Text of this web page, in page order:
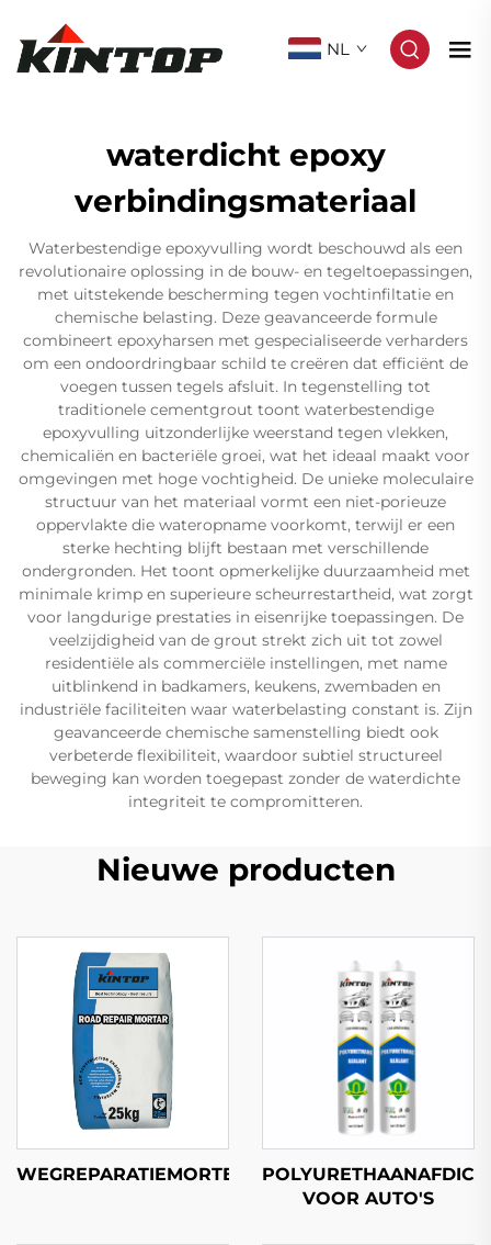
NL
waterdicht epoxy
verbindingsmateriaal
Waterbestendige epoxyvulling wordt beschouwd als een
revolutionaire oplossing in de bouw- en tegeltoepassingen,
met uitstekende bescherming tegen vochtinfiltatie en
chemische belasting. Deze geavanceerde formule
combineert epoxyharsen met gespecialiseerde verharders
om een ondoordringbaar schild te creëren dat efficiënt de
voegen tussen tegels afsluit. In tegenstelling tot
traditionele cementgrout toont waterbestendige
epoxyvulling uitzonderlijke weerstand tegen vlekken,
chemicaliën en bacteriële groei, wat het ideaal maakt voor
omgevingen met hoge vochtigheid. De unieke moleculaire
structuur van het materiaal vormt een niet-porieuze
oppervlakte die wateropname voorkomt, terwijl er een
sterke hechting blijft bestaan met verschillende
ondergronden. Het toont opmerkelijke duurzaamheid met
minimale krimp en superieure scheurrestartheid, wat zorgt
voor langdurige prestaties in eisenrijke toepassingen. De
veelzijdigheid van de grout strekt zich uit tot zowel
residentiële als commerciële instellingen, met name
uitblinkend in badkamers, keukens, zwembaden en
industriële faciliteiten waar waterbelasting constant is. Zijn
geavanceerde chemische samenstelling biedt ook
verbeterde flexibiliteit, waardoor subtiel structureel
beweging kan worden toegepast zonder de waterdichte
integriteit te compromitteren.
Nieuwe producten
WEGREPARATIEMORTEL
VOOR AUTO'S